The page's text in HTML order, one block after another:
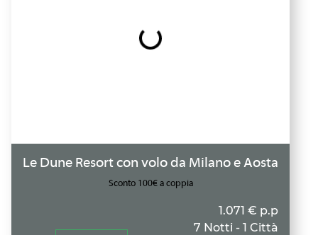
Le Dune Resort con volo da Milano e Aosta
Sconto 100€ a coppia
1.071 € p.p
7 Notti - 1 Città